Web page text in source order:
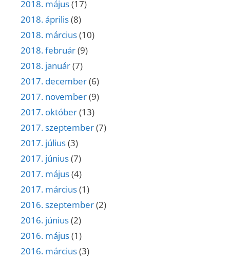
2018. május(17)
2018. április(8)
2018. március(10)
2018. február(9)
2018. január(7)
2017. december(6)
2017. november(9)
2017. október(13)
2017. szeptember(7)
2017. július(3)
2017. június(7)
2017. május(4)
2017. március(1)
2016. szeptember(2)
2016. június(2)
2016. május(1)
2016. március(3)